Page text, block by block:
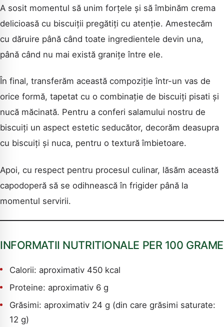
A sosit momentul să unim forțele și să îmbinăm crema
delicioasă cu biscuiții pregătiți cu atenție. Amestecăm
cu dăruire până când toate ingredientele devin una,
până când nu mai există granițe între ele.
În final, transferăm această compoziție într-un vas de
orice formă, tapetat cu o combinație de biscuiți pisati și
nucă măcinată. Pentru a conferi salamului nostru de
biscuiți un aspect estetic seducător, decorăm deasupra
cu biscuiți și nuca, pentru o textură îmbietoare.
Apoi, cu respect pentru procesul culinar, lăsăm această
capodoperă să se odihnească în frigider până la
momentul servirii.
INFORMATII NUTRITIONALE PER 100 GRAME
Calorii: aproximativ 450 kcal
Proteine: aproximativ 6 g
Grăsimi: aproximativ 24 g (din care grăsimi saturate:
12 g)